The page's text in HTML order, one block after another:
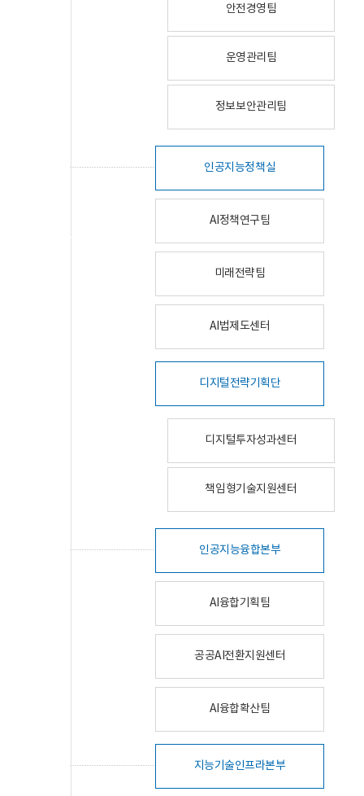
안전경영팀
운영관리팀
정보보안관리팀
인공지능정책실
AI정책연구팀
미래전략팀
AI법제도센터
디지털전략기획단
디지털투자성과센터
책임형기술지원센터
인공지능융합본부
AI융합기획팀
공공AI전환지원센터
AI융합확산팀
지능기술인프라본부